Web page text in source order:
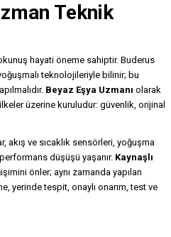
Teknik
hayati öneme sahiptir. Buderus
teknolojileriyle bilinir; bu
Beyaz Eşya Uzmanı olarak
üzerine kuruludur: güvenlik, orijinal
ve sıcaklık sensörleri, yoğuşma
düşüşü yaşanır. Kaynaşlı
önler; aynı zamanda yapılan
yerinde tespit, onaylı onarım, test ve